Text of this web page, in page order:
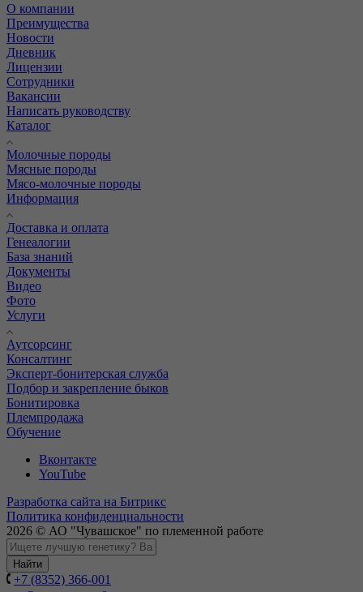
О компании
Преимущества
Новости
Дневник
Лицензии
Сотрудники
Вакансии
Написать руководству
Каталог
Молочные породы
Мясные породы
Мясо-молочные породы
Информация
Доставка и оплата
Генеалогии
База знаний
Документы
Видео
Фото
Услуги
Аутсорсинг
Консалтинг
Эксперт-бонитерская служба
Подбор и закрепление быков
Бонитировка
Племпродажа
Обучение
Вконтакте
YouTube
Разработка сайта на Битрикс
Политика конфиденциальности
2026 © АО "Чувашское" по племенной работе
Найти
+7 (8352) 366-001